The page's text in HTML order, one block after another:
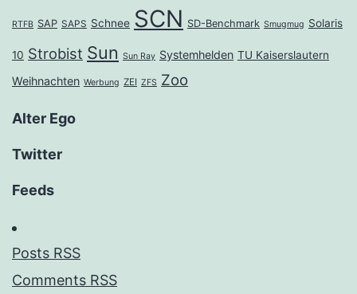
RTFB SAP SAPS Schnee SCN SD-Benchmark Smugmug Solaris
10 Strobist Sun Sun Ray Systemhelden TU Kaiserslautern
Weihnachten Werbung ZEI ZFS Zoo
Alter Ego
Twitter
Feeds
Posts RSS
Comments RSS